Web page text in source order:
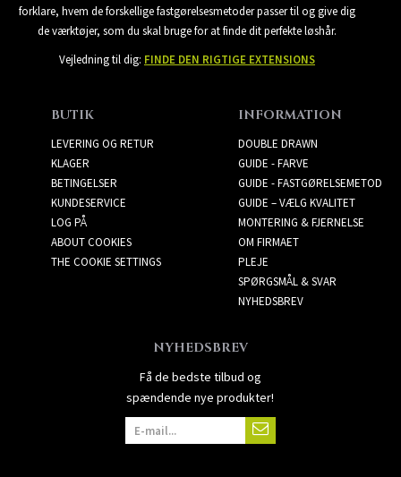
forklare, hvem de forskellige fastgørelsesmetoder passer til og give dig
de værktøjer, som du skal bruge for at finde dit perfekte løshår.
Vejledning til dig: FINDE DEN RIGTIGE EXTENSIONS
BUTIK
LEVERING OG RETUR
KLAGER
BETINGELSER
KUNDESERVICE
LOG PÅ
ABOUT COOKIES
THE COOKIE SETTINGS
INFORMATION
DOUBLE DRAWN
GUIDE - FARVE
GUIDE - FASTGØRELSEMETOD
GUIDE – VÆLG KVALITET
MONTERING & FJERNELSE
OM FIRMAET
PLEJE
SPØRGSMÅL & SVAR
NYHEDSBREV
NYHEDSBREV
Få de bedste tilbud og
spændende nye produkter!